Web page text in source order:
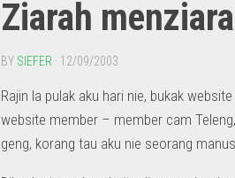
Ziarah
BY SIEFER · 12/09/2003
Rajin la pulak aku hari nie, bukak
website member – member cam
geng, korang tau aku nie seorang